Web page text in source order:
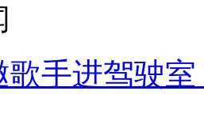
歌手进驾驶